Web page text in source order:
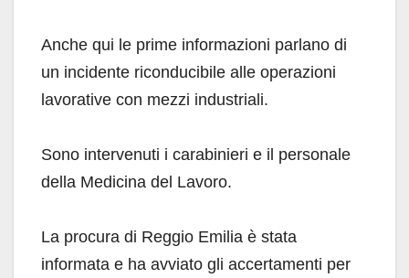
Anche qui le prime informazioni parlano di
un incidente riconducibile alle operazioni
lavorative con mezzi industriali.
Sono intervenuti i carabinieri e il personale
della Medicina del Lavoro.
La procura di Reggio Emilia è stata
informata e ha avviato gli accertamenti per